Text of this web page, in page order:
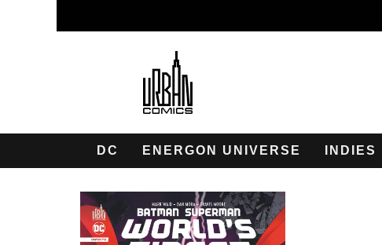
DC ENERGON UNIVERSE INDIES